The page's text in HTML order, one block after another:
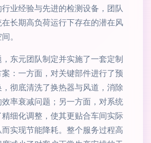
业经验与先进的检测设备，团队
长期高负荷运行下存在的潜在风
。
东元团队制定并实施了一套定制
：一方面，对关键部件进行了预
彻底清洗了换热器与风道，消除
率衰减问题；另一方面，对系统
细化调整，使其更贴合车间实际
实现节能降耗。整个服务过程高